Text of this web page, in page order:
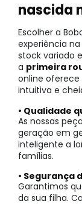
nascida
Escolher a
experiência
stock variado
a primeira
online
intuitiva e
• Qualidade
As nossas
geração em
inteligente a
famílias.
• Segurança
Garantimos
da sua filha.